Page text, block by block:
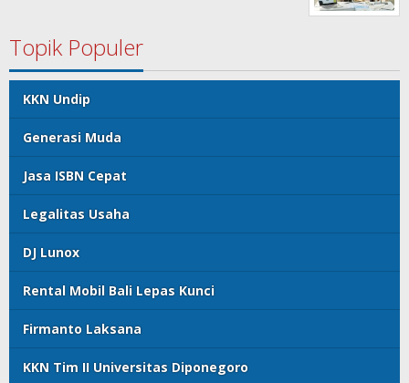
Topik Populer
KKN Undip
Generasi Muda
Jasa ISBN Cepat
Legalitas Usaha
DJ Lunox
Rental Mobil Bali Lepas Kunci
Firmanto Laksana
KKN Tim II Universitas Diponegoro